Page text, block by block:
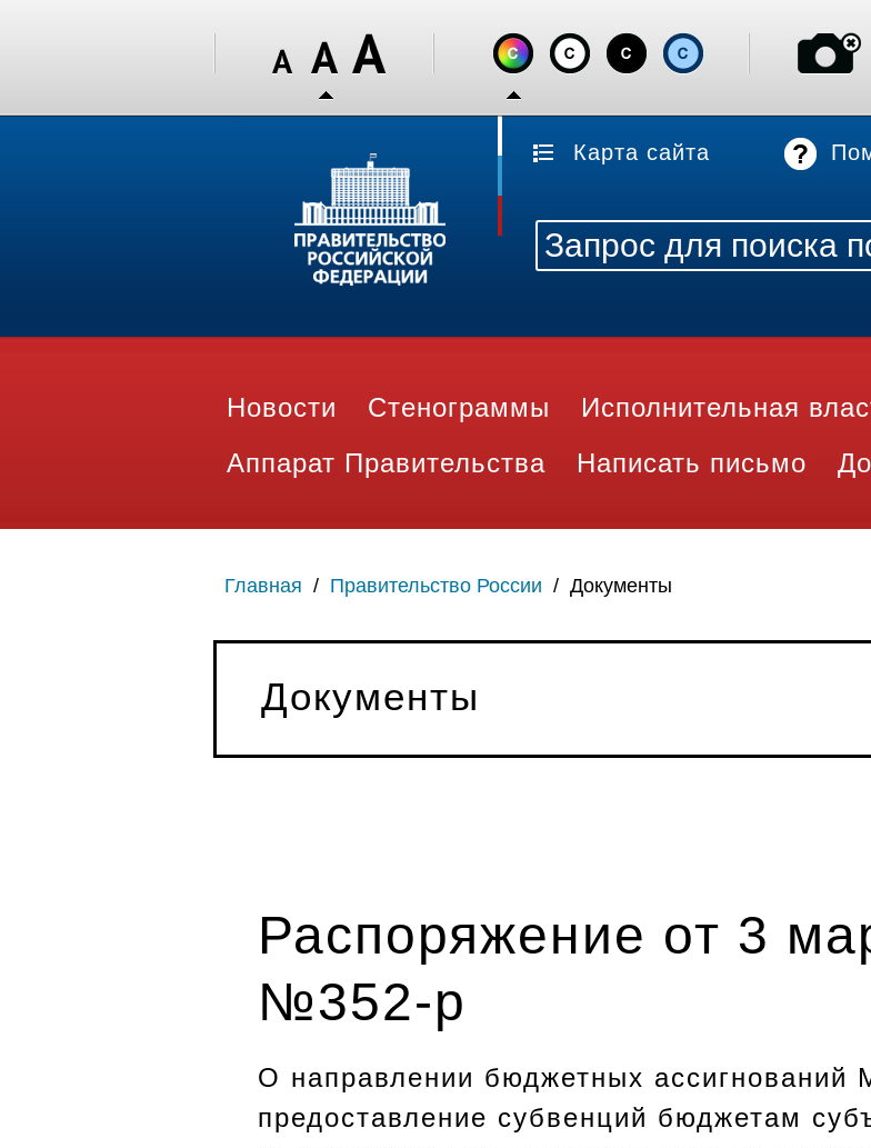
Карта сайта
Новости Стенограммы Исполнительная
Аппарат Правительства
Написать письмо
Главная / Правительство России / Документы
Документы
Распоряжение от 3
№352-р
О направлении бюджетных ассигнований
предоставление субвенций бюджетам